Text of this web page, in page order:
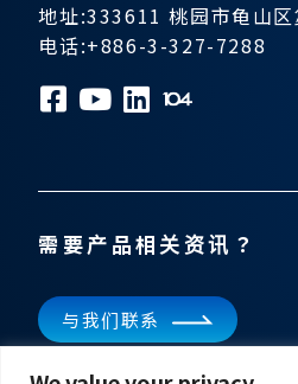
地址:333611 桃园市龟山
电话:+886-3-327-7288
需要产品相关资讯？
与我们联系